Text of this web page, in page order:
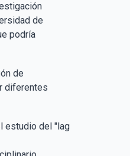
de
podría
de
diferentes
estudio del "lag